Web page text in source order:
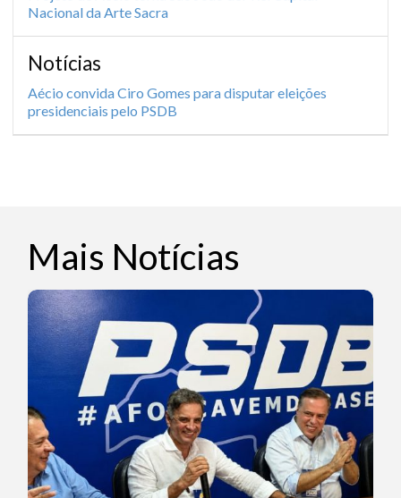
Nacional da Arte Sacra
Notícias
Aécio convida Ciro Gomes para disputar eleições
presidenciais pelo PSDB
Mais Notícias